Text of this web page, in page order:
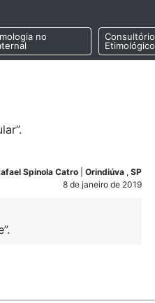
no
Consultório
Etimológico
Spinola Catro Orindiúva , SP
8 de janeiro de 2019